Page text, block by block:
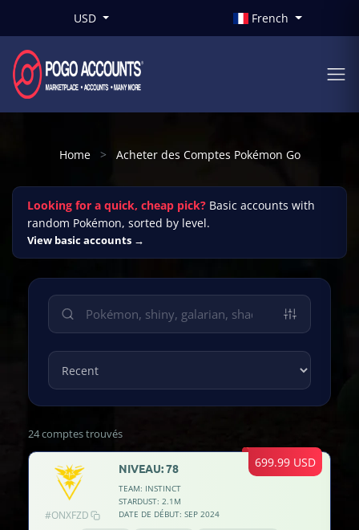
USD French
Home Acheter des Comptes Pokémon Go
Looking for a quick, cheap pick? Basic accounts with
random Pokémon, sorted by level.
View basic accounts →
24 comptes trouvés
699.99 USD
#ONXFZD
NIVEAU: 78
TEAM: INSTINCT
STARDUST: 2.1M
DATE DE DÉBUT: SEP 2024